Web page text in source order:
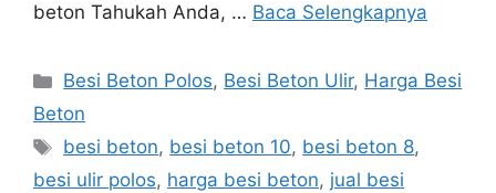
beton Tahukah Anda, … Baca Selengkapnya
Kategori
Besi Beton Polos, Besi Beton Ulir, Harga Besi
Beton
Tag
besi beton, besi beton 10, besi beton 8,
besi ulir polos, harga besi beton, jual besi